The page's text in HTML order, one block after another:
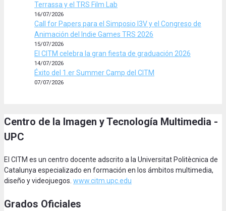
Terrassa y el TRS Film Lab
16/07/2026
Call for Papers para el Simposio I3V y el Congreso de
Animación del Indie Games TRS 2026
15/07/2026
El CITM celebra la gran fiesta de graduación 2026
14/07/2026
Éxito del 1.er Summer Camp del CITM
07/07/2026
Centro de la Imagen y Tecnología Multimedia -
UPC
El CITM es un centro docente adscrito a la Universitat Politècnica de
Catalunya especializado en formación en los ámbitos multimedia,
diseño y videojuegos. www.citm.upc.edu
Grados Oficiales